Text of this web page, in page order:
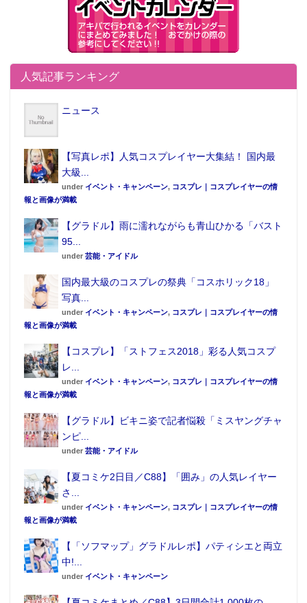
人気記事ランキング
ニュース
【写真レポ】人気コスプレイヤー大集結！ 国内最
大級...
under イベント・キャンペーン, コスプレ｜コスプレイヤーの情
報と画像が満載
【グラドル】雨に濡れながらも青山ひかる「バスト
95...
under 芸能・アイドル
国内最大級のコスプレの祭典「コスホリック18」
写真...
under イベント・キャンペーン, コスプレ｜コスプレイヤーの情
報と画像が満載
【コスプレ】「ストフェス2018」彩る人気コスプ
レ...
under イベント・キャンペーン, コスプレ｜コスプレイヤーの情
報と画像が満載
【グラドル】ビキニ姿で記者悩殺「ミスヤングチャ
ンピ...
under 芸能・アイドル
【夏コミケ2日目／C88】「囲み」の人気レイヤー
さ...
under イベント・キャンペーン, コスプレ｜コスプレイヤーの情
報と画像が満載
【「ソフマップ」グラドルレポ】パティシエと両立
中!...
under イベント・キャンペーン